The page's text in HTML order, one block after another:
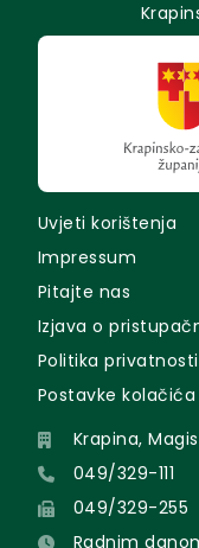
Uvjeti korištenja
Impressum
Pitajte nas
Izjava o
Politika privatnosti
Postavke kolačića
Krapina,
049/329-111
049/329-255
Radnim